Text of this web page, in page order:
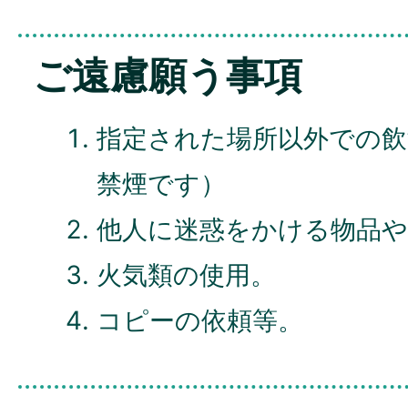
ご遠慮願う事項
指定された場所以外での
禁煙です）
他人に迷惑をかける物品
火気類の使用。
コピーの依頼等。